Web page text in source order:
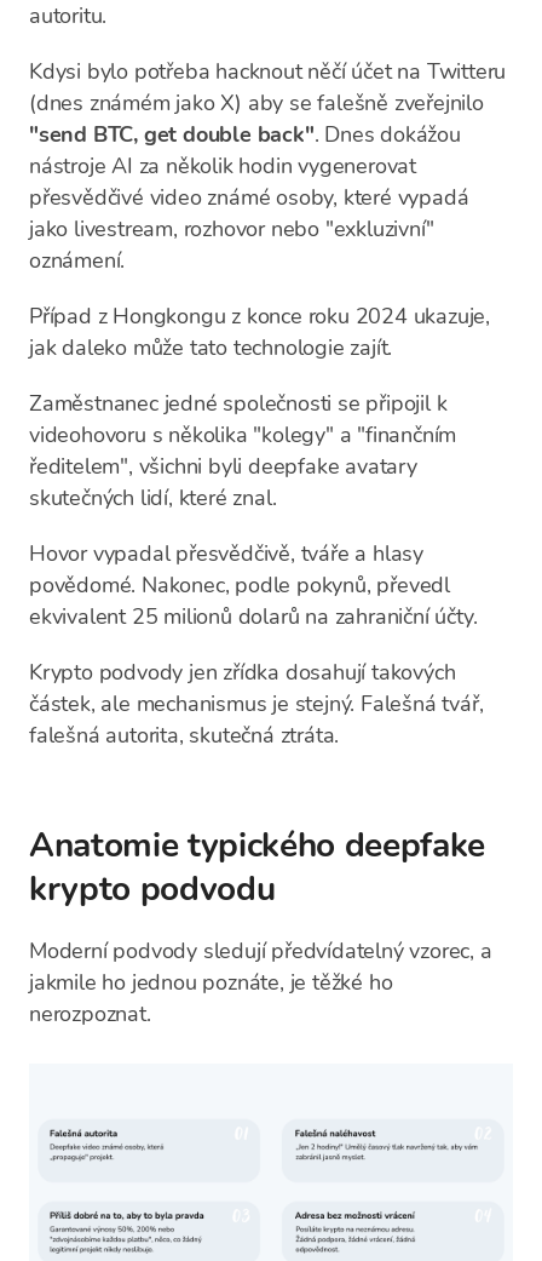
autoritu.
Kdysi bylo potřeba hacknout něčí účet na Twitteru
(dnes známém jako X) aby se falešně zveřejnilo
"send BTC, get double back". Dnes dokážou
nástroje AI za několik hodin vygenerovat
přesvědčivé video známé osoby, které vypadá
jako livestream, rozhovor nebo "exkluzivní"
oznámení.
Případ z Hongkongu z konce roku 2024 ukazuje,
jak daleko může tato technologie zajít.
Zaměstnanec jedné společnosti se připojil k
videohovoru s několika "kolegy" a "finančním
ředitelem", všichni byli deepfake avatary
skutečných lidí, které znal.
Hovor vypadal přesvědčivě, tváře a hlasy
povědomé. Nakonec, podle pokynů, převedl
ekvivalent 25 milionů dolarů na zahraniční účty.
Krypto podvody jen zřídka dosahují takových
částek, ale mechanismus je stejný. Falešná tvář,
falešná autorita, skutečná ztráta.
Anatomie typického deepfake
krypto podvodu
Moderní podvody sledují předvídatelný vzorec, a
jakmile ho jednou poznáte, je těžké ho
nerozpoznat.